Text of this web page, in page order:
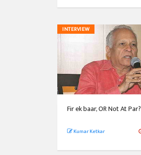
INTERVIEW
Fir ek baar, OR Not At Par?
Kumar Ketkar